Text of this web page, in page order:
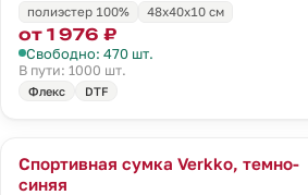
полиэстер 100% 48х40х10 см
от 1 976 ₽
Свободно: 470 шт.
В пути: 1000 шт.
Флекс DTF
Спортивная сумка Verkko, темно-
синяя